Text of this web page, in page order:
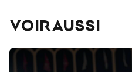
VOIR AUSSI